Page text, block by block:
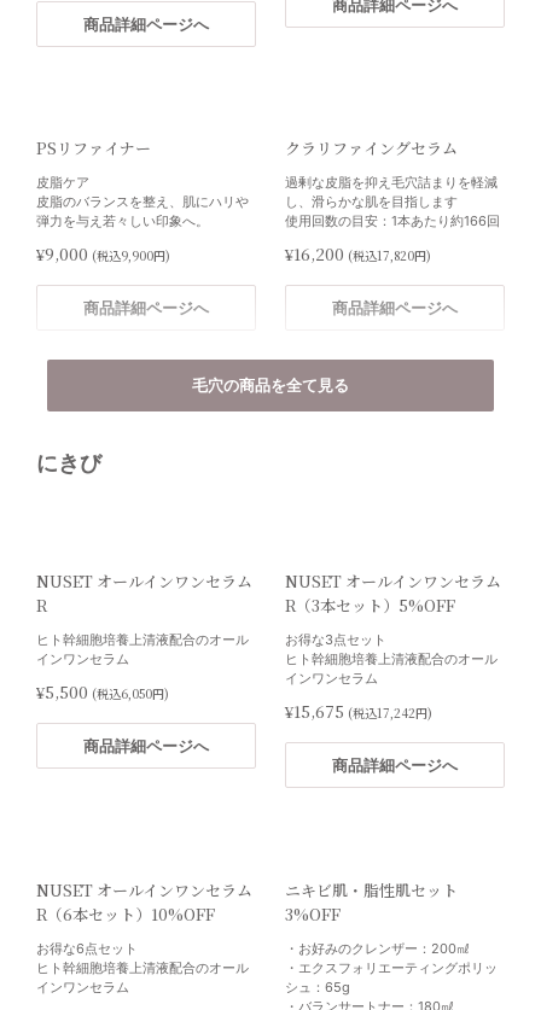
Cyspera®（シスペラ）
商品詳細ページへ
¥5,000(税込5,500円)
¥13,000(税込14,300円)
ハイドロキノン2％配合。
ミラミックス
ハイドロキノン配合。
医師処方薬と併用することで、明る
くハリのある肌へ。
¥13,000(税込14,300円)
ブライタライブ
肌のくすみ、色むらを整え透明感の
ある輝きに満ちた明るい肌へ。
¥21,400 (税込23,540円)
商品詳細ページへ
スキンブライセラム0.25
肌の色むらを抑え、明るさを持つ均
一的な肌トーンへ。
スキンブライセラム0.5
高濃度レチノール、ビタミンCで肌
にハリと透明感のある肌へ。
¥16,000(税込17,600円)
ネクティファーム アドバンス
（Nectifirm ADVANCED）
¥19,000 (税込20,900円)
商品詳細ページへ
Aアドバンス0.5
¥13,800 (税込15,180円)
商品詳細ページへ
受注販売
す
ピュアレチノールとバクチオールを
¥17,000 (税込18,700円)
DEJ（表皮と真皮の接合部）から着
DEJナイトフェイスクリーム
商品詳細ページへ
Gファクターセラム
商品詳細ページへ
商品詳細ページへ
商品詳細ページへ
PSリファイナー
皮脂ケア
皮脂のバランスを整え、肌にハリや
弾力を与え若々しい印象へ。
¥9,000 (税込9,900円)
商品詳細ページへ
クラリファイングセラム
過剰な皮脂を抑え毛穴詰まりを軽減
し、滑らかな肌を目指します
使用回数の目安：1本あたり約166回
¥16,200 (税込17,820円)
商品詳細ページへ
毛穴の商品を全て見る
にきび
NUSET オールインワンセラム
R
ヒト幹細胞培養上清液配合のオール
インワンセラム
¥5,500 (税込6,050円)
商品詳細ページへ
NUSET オールインワンセラム
R（3本セット）5%OFF
お得な3点セット
ヒト幹細胞培養上清液配合のオール
インワンセラム
¥15,675 (税込17,242円)
商品詳細ページへ
NUSET オールインワンセラム
R（6本セット）10%OFF
お得な6点セット
ヒト幹細胞培養上清液配合のオール
インワンセラム
ニキビ肌・脂性肌セット
3%OFF
・お好みのクレンザー：200㎖
・エクスフォリエーティングポリッ
シュ：65g
・バランサートナー：180㎖